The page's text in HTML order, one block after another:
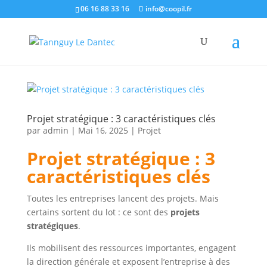
06 16 88 33 16 info@coopil.fr
Projet stratégique : 3 caractéristiques clés
par admin | Mai 16, 2025 | Projet
Projet stratégique : 3
caractéristiques clés
Toutes les entreprises lancent des projets. Mais
certains sortent du lot : ce sont des projets
stratégiques.
Ils mobilisent des ressources importantes, engagent
la direction générale et exposent l’entreprise à des